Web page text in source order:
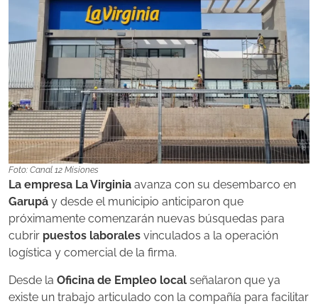
Foto: Canal 12 Misiones
La empresa La Virginia avanza con su desembarco en
Garupá y desde el municipio anticiparon que
próximamente comenzarán nuevas búsquedas para
cubrir puestos laborales vinculados a la operación
logística y comercial de la firma.
Desde la Oficina de Empleo local señalaron que ya
existe un trabajo articulado con la compañía para facilitar